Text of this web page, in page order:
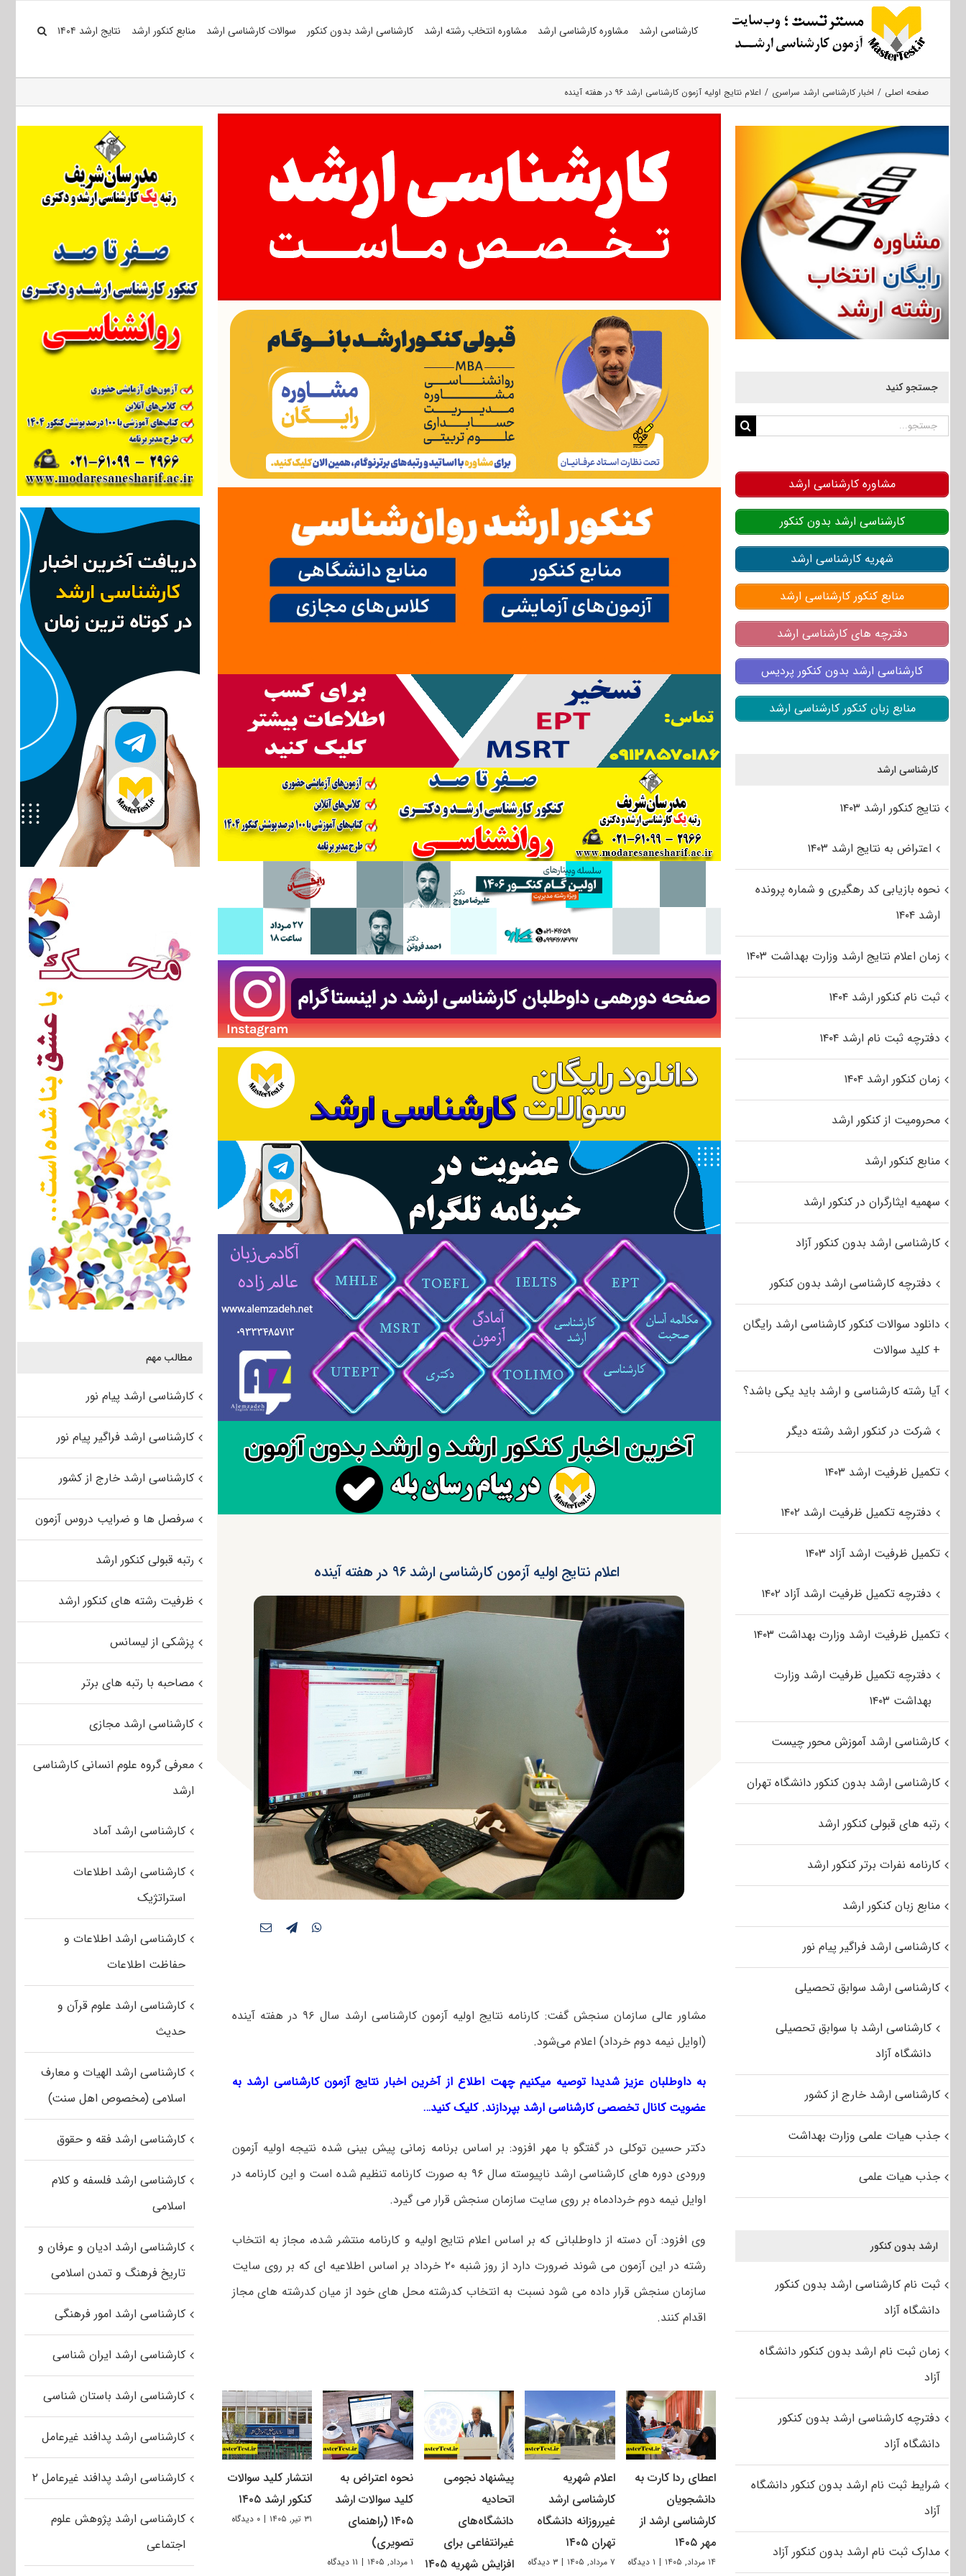
کارشناسی ارشد مشاوره کارشناسی ارشد مشاوره انتخاب رشته ارشد کارشناسی ارشد بدون کنکور سوالات کارشناسی ارشد منابع کنکور ارشد نتایج ارشد ۱۴۰۴
صفحه اصلی اخبار کارشناسی ارشد سراسری اعلام نتایج اولیه آزمون کارشناسی ارشد ۹۶ در هفته آینده
اعلام نتایج اولیه آزمون کارشناسی ارشد ۹۶ در هفته آینده
مشاور عالی سازمان سنجش گفت: کارنامه نتایج اولیه آزمون کارشناسی ارشد سال ۹۶ در هفته آینده
(اوایل نیمه دوم خرداد) اعلام می‌شود.
به داوطلبان عزیز شدیدا توصیه میکنیم چهت اطلاع از آخرین اخبار نتایج آزمون کارشناسی ارشد به
عضویت کانال تخصصی کارشناسی ارشد بپردازند. کلیک کنید…
دکتر حسین توکلی در گفتگو با مهر افزود: بر اساس برنامه زمانی پیش بینی شده نتیجه اولیه آزمون
ورودی دوره های کارشناسی ارشد ناپیوسته سال ۹۶ به صورت کارنامه تنظیم شده است و این کارنامه در
اوایل نیمه دوم خردادماه بر روی سایت سازمان سنجش قرار می گیرد.
وی افزود: آن دسته از داوطلبانی که بر اساس اعلام نتایج اولیه و کارنامه منتشر شده، مجاز به انتخاب
رشته در این آزمون می شوند ضرورت دارد از روز شنبه ۲۰ خرداد بر اساس اطلاعیه ای که بر روی سایت
سازمان سنجش قرار داده می شود نسبت به انتخاب کدرشته محل های خود از میان کدرشته های مجاز
اقدام کنند.
اعطای ردا کارت به
دانشجویان
کارشناسی ارشد از
مهر ۱۴۰۵
۱۴ مرداد, ۱۴۰۵ | ۱ دیدگاه
اعلام شهریه
کارشناسی ارشد
غیرروزانه دانشگاه
تهران ۱۴۰۵
۷ مرداد, ۱۴۰۵ | ۳ دیدگاه
پیشنهاد نجومی
اتحادیه
دانشگاه‌های
غیرانتفاعی برای
افزایش شهریه ۱۴۰۵
نحوه اعتراض به
کلید سوالات ارشد
۱۴۰۵ (راهنمای
تصویری)
۱ مرداد, ۱۴۰۵ | ۱۱ دیدگاه
انتشار کلید سوالات
کنکور ارشد ۱۴۰۵
۳۱ تیر, ۱۴۰۵ | ۰ دیدگاه
مطالب مهم
کارشناسی ارشد پیام نور
کارشناسی ارشد فراگیر پیام نور
کارشناسی ارشد خارج از کشور
سرفصل ها و ضرایب دروس آزمون
رتبه قبولی کنکور ارشد
ظرفیت رشته های کنکور ارشد
پزشکی از لیسانس
مصاحبه با رتبه های برتر
کارشناسی ارشد مجازی
معرفی گروه علوم انسانی کارشناسی
ارشد
کارشناسی ارشد آماد
کارشناسی ارشد اطلاعات
استراتژیک
کارشناسی ارشد اطلاعات و
حفاظت اطلاعات
کارشناسی ارشد علوم قرآن و
حدیث
کارشناسی ارشد الهیات و معارف
اسلامی (مخصوص اهل سنت)
کارشناسی ارشد فقه و حقوق
کارشناسی ارشد فلسفه و کلام
اسلامی
کارشناسی ارشد ادیان و عرفان و
تاریخ فرهنگ و تمدن اسلامی
کارشناسی ارشد امور فرهنگی
کارشناسی ارشد ایران شناسی
کارشناسی ارشد باستان شناسی
کارشناسی ارشد پدافند غیرعامل
کارشناسی ارشد پدافند غیرعامل ۲
کارشناسی ارشد پژوهش علوم
اجتماعی
جستجو کنید
جستجو
مشاوره کارشناسی ارشد
کارشناسی ارشد بدون کنکور
شهریه کارشناسی ارشد
منابع کنکور کارشناسی ارشد
دفترچه های کارشناسی ارشد
کارشناسی ارشد بدون کنکور پردیس
منابع زبان کنکور کارشناسی ارشد
کارشناسی ارشد
نتایج کنکور ارشد ۱۴۰۳
اعتراض به نتایج ارشد ۱۴۰۳
نحوه بازیابی کد رهگیری و شماره پرونده
ارشد ۱۴۰۴
زمان اعلام نتایج ارشد وزارت بهداشت ۱۴۰۳
ثبت نام کنکور ارشد ۱۴۰۴
دفترچه ثبت نام ارشد ۱۴۰۴
زمان کنکور ارشد ۱۴۰۴
محرومیت از کنکور ارشد
منابع کنکور ارشد
سهمیه ایثارگران در کنکور ارشد
کارشناسی ارشد بدون کنکور آزاد
دفترچه کارشناسی ارشد بدون کنکور
دانلود سوالات کنکور کارشناسی ارشد رایگان
+ کلید سوالات
آیا رشته کارشناسی و ارشد باید یکی باشد؟
شرکت در کنکور ارشد رشته دیگر
تکمیل ظرفیت ارشد ۱۴۰۳
دفترچه تکمیل ظرفیت ارشد ۱۴۰۲
تکمیل ظرفیت ارشد آزاد ۱۴۰۳
دفترچه تکمیل ظرفیت ارشد آزاد ۱۴۰۲
تکمیل ظرفیت ارشد وزارت بهداشت ۱۴۰۳
دفترچه تکمیل ظرفیت ارشد وزارت
بهداشت ۱۴۰۳
کارشناسی ارشد آموزش محور چیست
کارشناسی ارشد بدون کنکور دانشگاه تهران
رتبه های قبولی کنکور ارشد
کارنامه نفرات برتر کنکور ارشد
منابع زبان کنکور ارشد
کارشناسی ارشد فراگیر پیام نور
کارشناسی ارشد سوابق تحصیلی
کارشناسی ارشد با سوابق تحصیلی
دانشگاه آزاد
کارشناسی ارشد خارج از کشور
جذب هیات علمی وزارت بهداشت
جذب هیات علمی
ارشد بدون کنکور
ثبت نام کارشناسی ارشد بدون کنکور
دانشگاه آزاد
زمان ثبت نام ارشد بدون کنکور دانشگاه
آزاد
دفترچه کارشناسی ارشد بدون کنکور
دانشگاه آزاد
شرایط ثبت نام ارشد بدون کنکور دانشگاه
آزاد
مدارک ثبت نام ارشد بدون کنکور آزاد